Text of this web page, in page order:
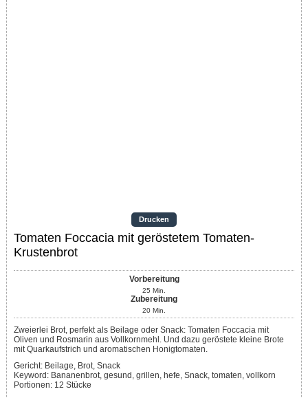
Drucken
Tomaten Foccacia mit geröstetem Tomaten-
Krustenbrot
Vorbereitung
25 Min.
Zubereitung
20 Min.
Zweierlei Brot, perfekt als Beilage oder Snack: Tomaten Foccacia mit
Oliven und Rosmarin aus Vollkornmehl. Und dazu geröstete kleine Brote
mit Quarkaufstrich und aromatischen Honigtomaten.
Gericht: Beilage, Brot, Snack
Keyword: Bananenbrot, gesund, grillen, hefe, Snack, tomaten, vollkorn
Portionen: 12 Stücke